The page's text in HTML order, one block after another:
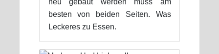
besten von beiden Seiten. Was
Leckeres zu Essen.